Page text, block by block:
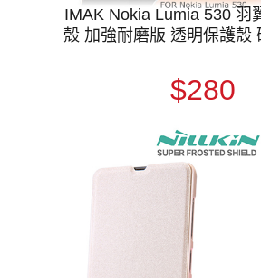
IMAK Nokia Lumia 530 羽
殼 加強耐磨版 透明保護殼
$280